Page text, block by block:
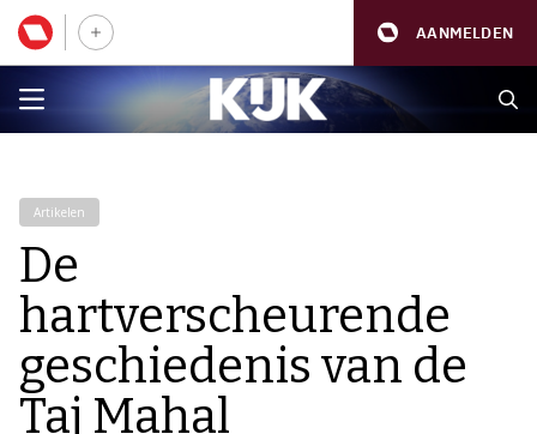
AANMELDEN
Artikelen
De
hartverscheurende
geschiedenis van de
Taj Mahal